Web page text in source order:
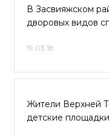
В Засвияжском
дворовых видов
19.03.18
Жители Верхней
детские площадки